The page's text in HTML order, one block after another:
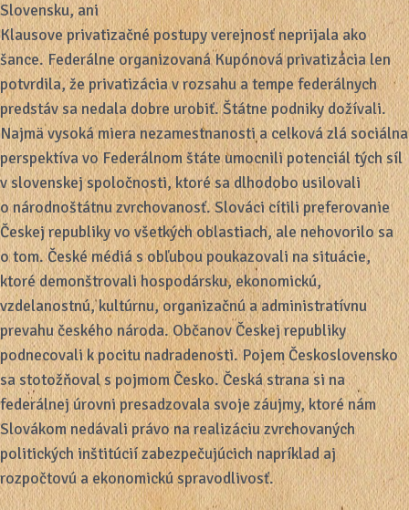
Slovensku, ani
Klausove privatizačné postupy verejnosť neprijala ako
šance. Federálne organizovaná Kupónová privatizácia len
potvrdila, že privatizácia v rozsahu a tempe federálnych
predstáv sa nedala dobre urobiť. Štátne podniky dožívali.
Najmä vysoká miera nezamestnanosti a celková zlá sociálna
perspektíva vo Federálnom štáte umocnili potenciál tých síl
v slovenskej spoločnosti, ktoré sa dlhodobo usilovali
o národnoštátnu zvrchovanosť. Slováci cítili preferovanie
Českej republiky vo všetkých oblastiach, ale nehovorilo sa
o tom. České médiá s obľubou poukazovali na situácie,
ktoré demonštrovali hospodársku, ekonomickú,
vzdelanostnú, kultúrnu, organizačnú a administratívnu
prevahu českého národa. Občanov Českej republiky
podnecovali k pocitu nadradenosti. Pojem Československo
sa stotožňoval s pojmom Česko. Česká strana si na
federálnej úrovni presadzovala svoje záujmy, ktoré nám
Slovákom nedávali právo na realizáciu zvrchovaných
politických inštitúcií zabezpečujúcich napríklad aj
rozpočtovú a ekonomickú spravodlivosť.